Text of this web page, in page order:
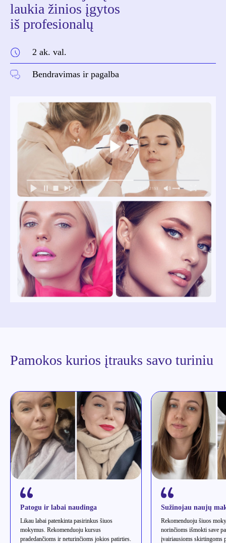
laukia žinios įgytos
iš profesionalų
2 ak. val.
Bendravimas ir pagalba
Pamokos kurios įtrauks savo turiniu
Patogu ir labai naudinga
Likau labai patenkinta pasirinkus šiuos
mokymus. Rekomenduoju kursus
pradedančioms ir neturinčioms jokios patirties.
Sužinojau naujų
Rekomenduoju šiuos
norinčioms išmokti save
įvairiausioms skirtingoms